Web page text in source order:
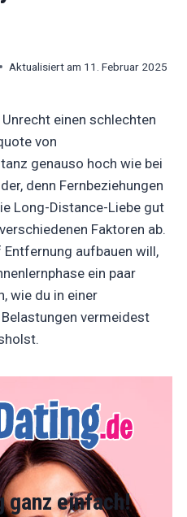
Aktualisiert am 11. Februar 2025
einen schlechten
von
genauso hoch wie bei
denn Fernbeziehungen
Long-Distance-Liebe gut
Faktoren ab.
aufbauen will,
ein paar
wie du in einer
vermeidest
ganz einfach!